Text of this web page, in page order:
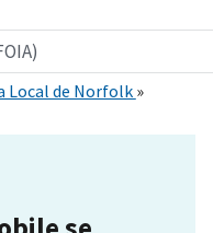
Local de Norfolk